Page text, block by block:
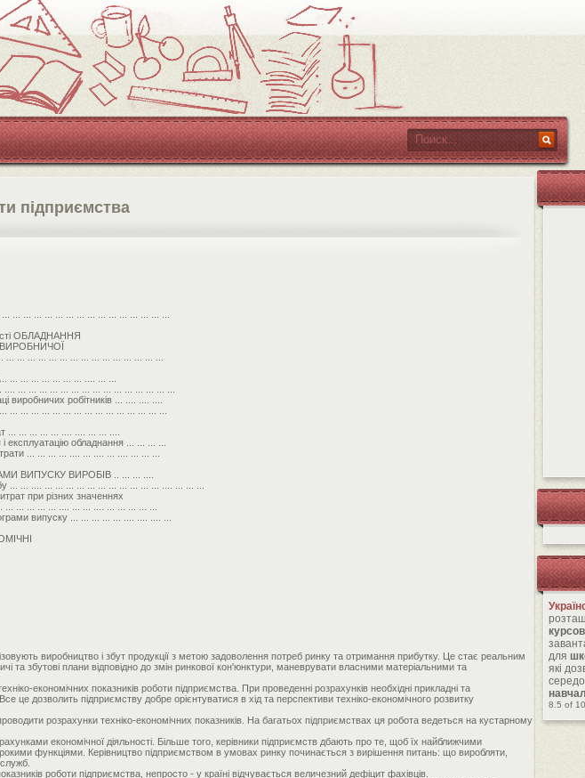
підприємства
... ... ... ... ... ... ... ... ... ... ... ... ... ... ...
ОБЛАДНАННЯ
... ... ... ... ... ... ... ... ... ... ... ... ... ...
... ... ... ... ... ... ... .... ... ...
.... ... ... ... ... ... ... ... ... ... ... ... ... ... ... ...
виробничих робітників ... .... .... ....
... ... ... ... ... ... ... ... ... ... ... ... ... ... ...
... ... ... ... ... .... .... ... ... ....
експлуатацію обладнання ... ... ... ...
... ... ... ... .... ... .... ... .... ... ... ...
ВИПУСКУ ВИРОБІВ .. ... ... ....
... ... .... ... ... ... ... ... ... ... ... ... ... ... .... ... ... ...
при різних значеннях
... ... ... ... .... ... ... .... ... ... ... ... ...
випуску ... ... ... ... ... .... .... .... ...
виробництво і збут продукції з метою задоволення потреб ринку та отримання прибутку. Це стає реальним
та збутові плани відповідно до змін ринкової кон'юнктури, маневрувати власними матеріальними та
економічних показників роботи підприємства. При проведенні розрахунків необхідні прикладні та
дозволить підприємству добре орієнтуватися в хід та перспективи техніко-економічного розвитку
розрахунки техніко-економічних показників. На багатьох підприємствах ця робота ведеться на кустарному
економічної діяльності. Більше того, керівники підприємств дбають про те, щоб їх найближчими
функціями. Керівництво підприємством в умовах ринку починається з вирішення питань: що виробляти,
роботи підприємства, непросто - у країні відчувається величезний дефіцит фахівців.
для
які
8.5 of 10